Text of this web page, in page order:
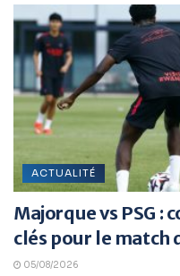
ACTUALITÉ
Majorque vs PSG :
clés pour le match
05/08/2026